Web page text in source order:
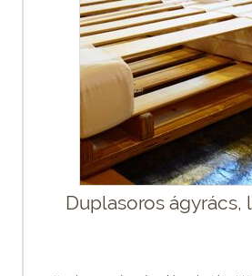
Duplasoros ágyrács,